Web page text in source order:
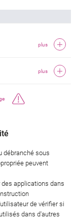
plus
plus
débranché sous
peuvent
applications dans
de vérifier si
dans d'autres